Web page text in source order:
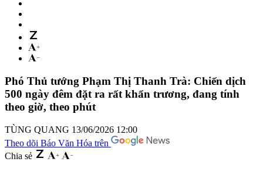
Phó Thủ tướng Phạm Thị Thanh Trà: Chiến dịch
500 ngày đêm đặt ra rất khẩn trương, đang tính
theo giờ, theo phút
TÙNG QUANG 13/06/2026 12:00
Theo dõi Báo Văn Hóa trên
Chia sẻ